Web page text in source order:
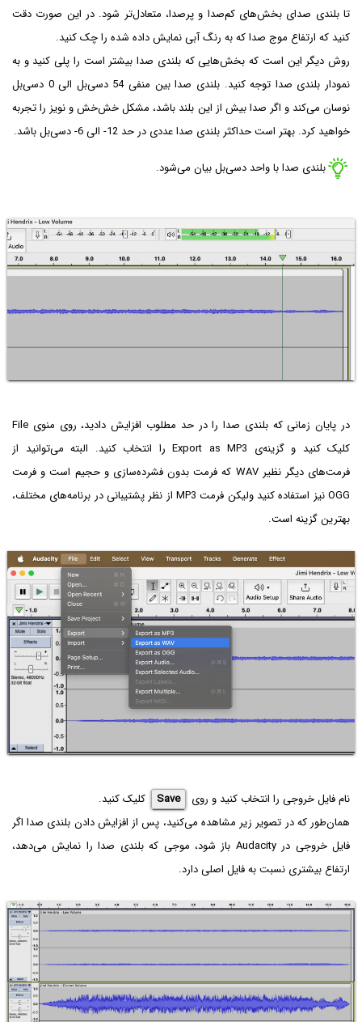
تا بلندی صدای بخش‌های کم‌صدا و پرصدا، متعادل‌تر شود. در این صورت دقت
کنید که ارتفاع موج صدا که به رنگ آبی نمایش داده شده را چک کنید.
روش دیگر این است که بخش‌هایی که بلندی صدا بیشتر است را پلی کنید و به
نمودار بلندی صدا توجه کنید. بلندی صدا بین منفی 54 دسی‌بل الی 0 دسی‌بل
نوسان می‌کند و اگر صدا بیش از این بلند باشد، مشکل خش‌خش و نویز را تجربه
خواهید کرد. بهتر است حداکثر بلندی صدا عددی در حد -12 الی-6دسی‌بل باشد.
بلندی صدا با واحد دسی‌بل بیان می‌شود.
در پایان زمانی که بلندی صدا را در حد مطلوب افزایش دادید، روی منوی File
کلیک کنید و گزینه‌ی Export as MP3 را انتخاب کنید. البته می‌توانید از
فرمت‌های دیگر نظیر WAV که فرمت بدون فشرده‌سازی و حجیم است و فرمت
OGG نیز استفاده کنید ولیکن فرمت MP3 از نظر پشتیبانی در برنامه‌های مختلف،
بهترین گزینه است.
نام فایل خروجی را انتخاب کنید و روی Save
کلیک کنید.
همان‌طور که در تصویر زیر مشاهده می‌کنید، پس از افزایش دادن بلندی صدا اگر
فایل خروجی در Audacity باز شود، موجی که بلندی صدا را نمایش می‌دهد،
ارتفاع بیشتری نسبت به فایل اصلی دارد.